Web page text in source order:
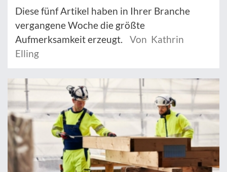
Diese fünf Artikel haben in Ihrer Branche
vergangene Woche die größte
Aufmerksamkeit erzeugt.
Von Kathrin
Elling